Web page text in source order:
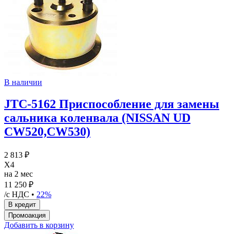
В наличии
JTC-5162 Приспособление для замены
сальника коленвала (NISSAN UD
CW520,CW530)
2 813 ₽
X4
на 2 мес
11 250 ₽
/с НДС • 22%
Добавить в корзину